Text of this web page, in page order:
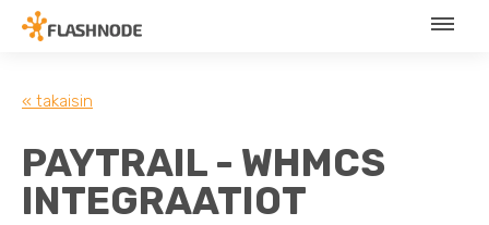
« takaisin
PAYTRAIL - WHMCS
INTEGRAATIOT